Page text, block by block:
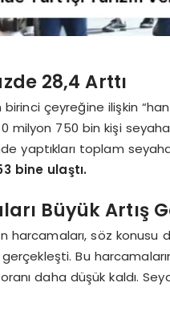
28,4 Arttı
çeyreğine ilişkin
750 bin kişi
yaptıkları toplam
bine ulaştı.
Büyük Artış
söz konusu
Bu
daha düşük kaldı.